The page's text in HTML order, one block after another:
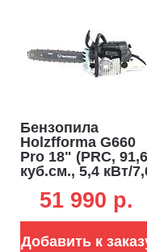
Бензопила
Holzfforma G660
Pro 18" (PRC, 91,6
куб.см., 5,4 кВт/
66E, 7,3 кг.)
51 990 p.
Добавить к